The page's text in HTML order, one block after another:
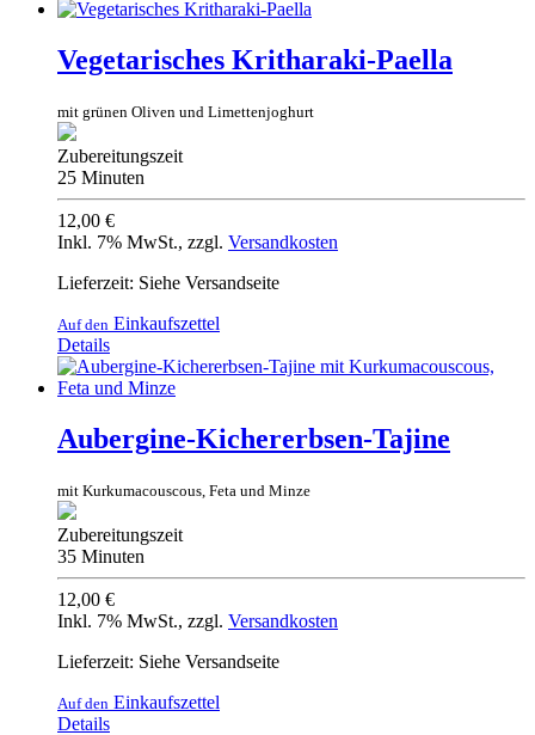
Vegetarisches Kritharaki-Paella
mit grünen Oliven und Limettenjoghurt
Zubereitungszeit
25 Minuten
12,00 €
Inkl. 7% MwSt., zzgl. Versandkosten
Lieferzeit: Siehe Versandseite
Auf den Einkaufszettel
Details
Aubergine-Kichererbsen-Tajine
mit Kurkumacouscous, Feta und Minze
Zubereitungszeit
35 Minuten
12,00 €
Inkl. 7% MwSt., zzgl. Versandkosten
Lieferzeit: Siehe Versandseite
Auf den Einkaufszettel
Details